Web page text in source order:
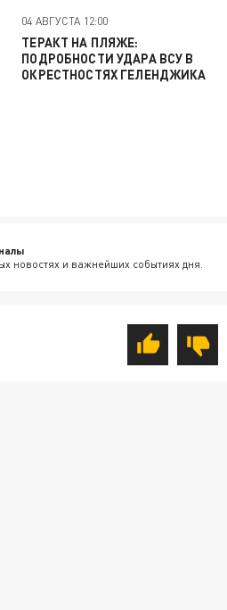
04 АВГУСТА 12:00
ТЕРАКТ НА ПЛЯЖЕ:
ПОДРОБНОСТИ УДАРА ВСУ В
ОКРЕСТНОСТЯХ ГЕЛЕНДЖИКА
новостях и важнейших событиях дня.